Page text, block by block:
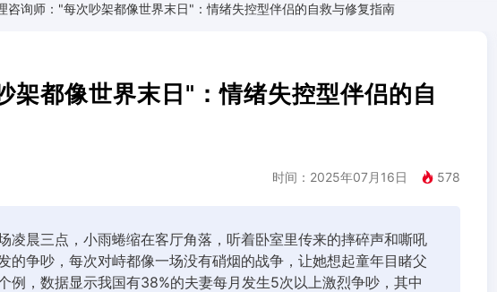
咨询师："每次吵架都像世界末日"：情绪失控型伴侣的自救与修复指南
架都像世界末日"：情绪失控型伴侣的自
时间：2025年07月16日 578
凌晨三点，小雨蜷缩在客厅角落，听着卧室里传来的摔碎声和嘶吼
的争吵，每次对峙都像一场没有硝烟的战争，让她想起童年目睹父
例，数据显示我国有38%的夫妻每月发生5次以上激烈争吵，其中